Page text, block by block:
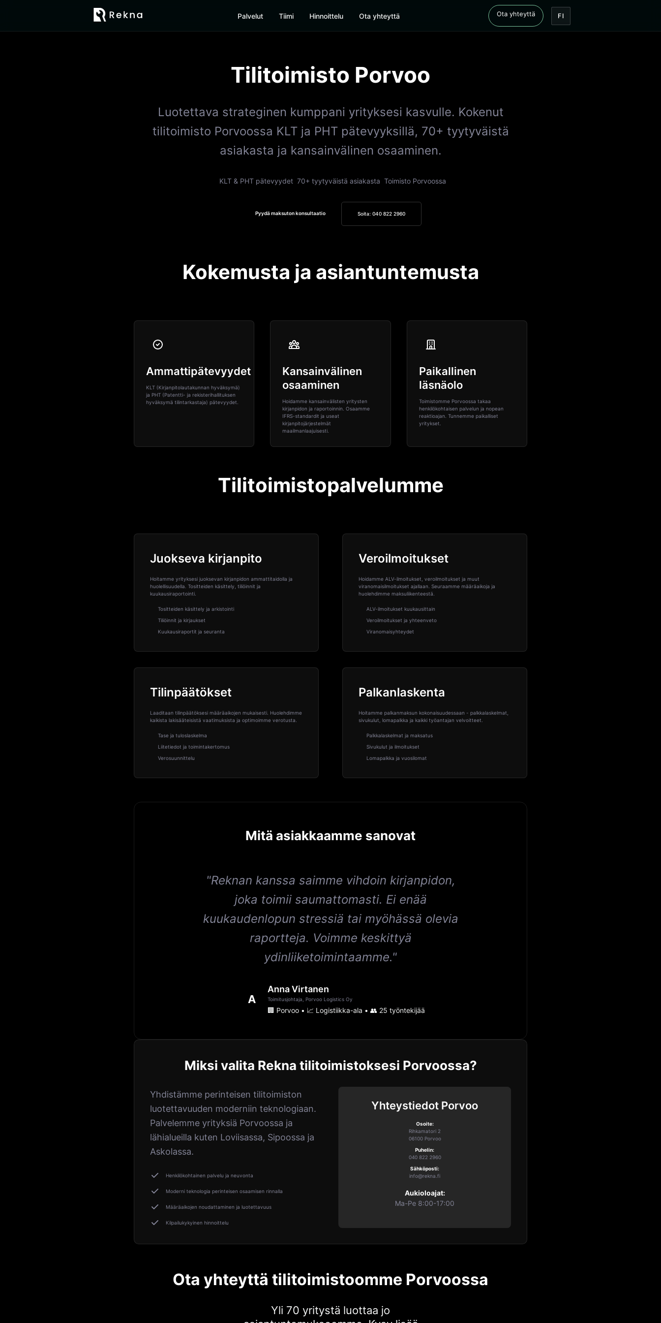
Palvelut Tiimi Hinnoittelu Ota yhteyttä Ota yhteyttä FI
Tilitoimisto Porvoo
Luotettava strateginen kumppani yrityksesi kasvulle. Kokenut
tilitoimisto Porvoossa KLT ja PHT pätevyyksillä, 70+ tyytyväistä
asiakasta ja kansainvälinen osaaminen.
KLT & PHT pätevyydet 70+ tyytyväistä asiakasta Toimisto Porvoossa
Pyydä maksuton konsultaatio Soita: 040 822 2960
Kokemusta ja asiantuntemusta
Ammattipätevyydet
KLT (Kirjanpitolautakunnan hyväksymä)
ja PHT (Patentti- ja rekisterihallituksen
hyväksymä tilintarkastaja) pätevyydet.
Kansainvälinen
osaaminen
Hoidamme kansainvälisten yritysten
kirjanpidon ja raportoinnin. Osaamme
IFRS-standardit ja useat
kirjanpitojärjestelmät
maailmanlaajuisesti.
Paikallinen
läsnäolo
Toimistomme Porvoossa takaa
henkilökohtaisen palvelun ja nopean
reaktioajan. Tunnemme paikalliset
yritykset.
Tilitoimistopalvelumme
Juokseva kirjanpito
Hoitamme yrityksesi juoksevan kirjanpidon ammattitaidolla ja
huolellisuudella. Tositteiden käsittely, tiliöinnit ja
kuukausiraportointi.
Tositteiden käsittely ja arkistointi
Tiliöinnit ja kirjaukset
Kuukausiraportit ja seuranta
Tilinpäätökset
Laaditaan tilinpäätöksesi määräaikojen mukaisesti. Huolehdimme
kaikista lakisääteisistä vaatimuksista ja optimoimme verotusta.
Tase ja tuloslaskelma
Liitetiedot ja toimintakertomus
Verosuunnittelu
Veroilmoitukset
Hoidamme ALV-ilmoitukset, veroilmoitukset ja muut
viranomaisilmoitukset ajallaan. Seuraamme määräaikoja ja
huolehdimme maksuliikenteestä.
ALV-ilmoitukset kuukausittain
Veroilmoitukset ja yhteenveto
Viranomaisyhteydet
Palkanlaskenta
Hoitamme palkanmaksun kokonaisuudessaan - palkkalaskelmat,
sivukulut, lomapalkka ja kaikki työantajan velvoitteet.
Palkkalaskelmat ja maksatus
Sivukulut ja ilmoitukset
Lomapalkka ja vuosilomat
Mitä asiakkaamme sanovat
"Reknan kanssa saimme vihdoin kirjanpidon,
joka toimii saumattomasti. Ei enää
kuukaudenlopun stressiä tai myöhässä olevia
raportteja. Voimme keskittyä
ydinliiketoimintaamme."
A
Anna Virtanen
Toimitusjohtaja, Porvoo Logistics Oy
🏢 Porvoo • 📈 Logistiikka-ala • 👥 25 työntekijää
Miksi valita Rekna tilitoimistoksesi Porvoossa?
Yhdistämme perinteisen tilitoimiston
luotettavuuden moderniin teknologiaan.
Palvelemme yrityksiä Porvoossa ja
lähialueilla kuten Loviisassa, Sipoossa ja
Askolassa.
Henkilökohtainen palvelu ja neuvonta
Moderni teknologia perinteisen osaamisen rinnalla
Määräaikojen noudattaminen ja luotettavuus
Kilpailukykyinen hinnoittelu
Yhteystiedot Porvoo
Osoite:
Rihkamatori 2
06100 Porvoo
Puhelin:
040 822 2960
Sähköposti:
info@rekna.fi
Aukioloajat:
Ma-Pe 8:00-17:00
Ota yhteyttä tilitoimistoomme Porvoossa
Yli 70 yritystä luottaa jo